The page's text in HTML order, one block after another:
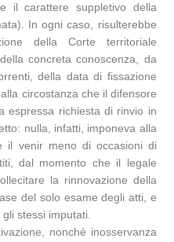
il carattere suppletivo della
In ogni caso, risulterebbe
della Corte territoriale
concreta conoscenza, da
della data di fissazione
circostanza che il difensore
espressa richiesta di rinvio in
nulla, infatti, imponeva alla
il venir meno di occasioni di
dal momento che il legale
la rinnovazione della
del solo esame degli atti, e
stessi imputati.
nonché inosservanza